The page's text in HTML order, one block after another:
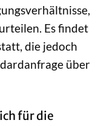
Es findet
die jedoch
über
für die